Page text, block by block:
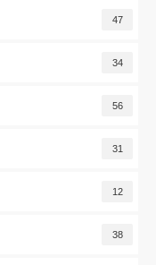
47
34
56
31
12
38